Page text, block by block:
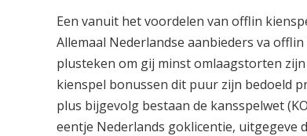
Een vanuit het voordelen van offlin
Allemaal Nederlandse aanbieders va
plusteken om gij minst omlaagstorten
kienspel bonussen dit puur zijn bedoeld
plus bijgevolg bestaan de kansspelwet
eentje Nederlands goklicentie, uitgegeve